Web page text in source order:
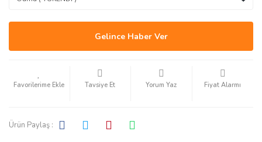
Gelince Haber Ver
Tavsiye Et Yorum Yaz Fiyat Alarmı
Ürün Paylaş :